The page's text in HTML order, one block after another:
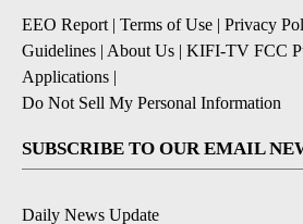
EEO Report| Terms of Use | Privacy
Guidelines | About Us | KIFI-TV FCC
Applications |
Do Not Sell My Personal Information
SUBSCRIBE TO OUR EMAIL
Daily News Update